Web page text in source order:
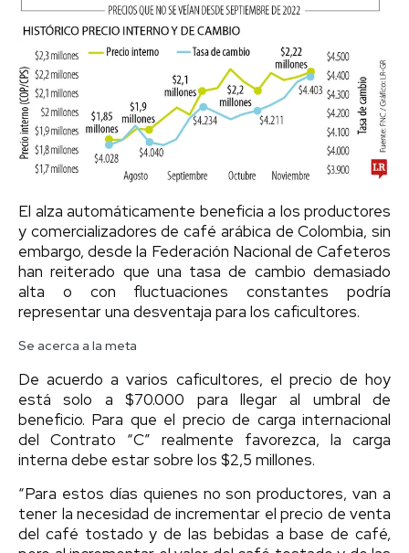
El alza automáticamente beneficia a los productores
y comercializadores de café arábica de Colombia, sin
embargo, desde la Federación Nacional de Cafeteros
han reiterado que una tasa de cambio demasiado
alta o con fluctuaciones constantes podría
representar una desventaja para los caficultores.
Se acerca a la meta
De acuerdo a varios caficultores, el precio de hoy
está solo a $70.000 para llegar al umbral de
beneficio. Para que el precio de carga internacional
del Contrato “C” realmente favorezca, la carga
interna debe estar sobre los $2,5 millones.
“Para estos días quienes no son productores, van a
tener la necesidad de incrementar el precio de venta
del café tostado y de las bebidas a base de café,